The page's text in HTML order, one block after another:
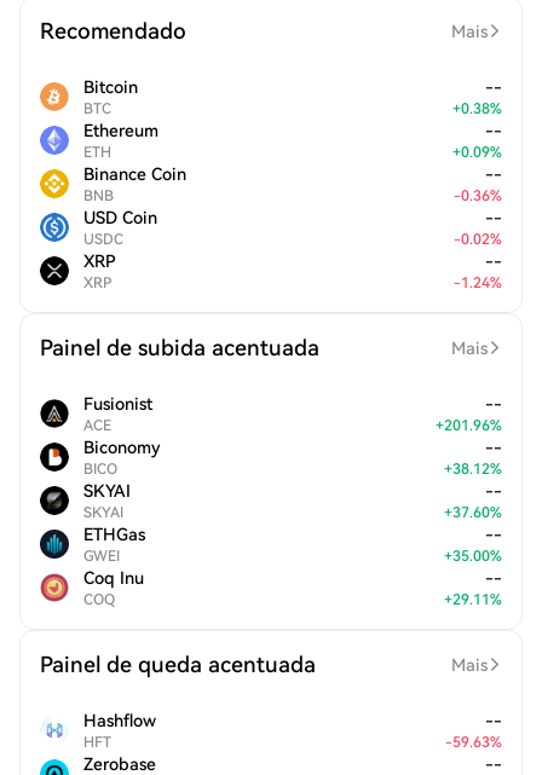
Recomendado Mais
Bitcoin
BTC
--
+0.38%
Ethereum
ETH
--
+0.09%
Binance Coin
BNB
--
-0.36%
USD Coin
USDC
--
-0.02%
XRP
XRP
--
-1.24%
Painel de subida acentuada Mais
Fusionist
ACE
--
+201.96%
Biconomy
BICO
--
+38.12%
SKYAI
SKYAI
--
+37.60%
ETHGas
GWEI
--
+35.00%
Coq Inu
COQ
--
+29.11%
Painel de queda acentuada Mais
Hashflow
HFT
--
-59.63%
Zerobase --